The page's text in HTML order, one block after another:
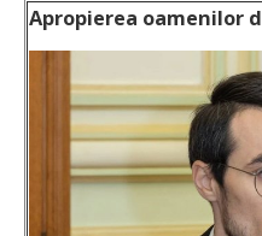
Apropierea oamenilor